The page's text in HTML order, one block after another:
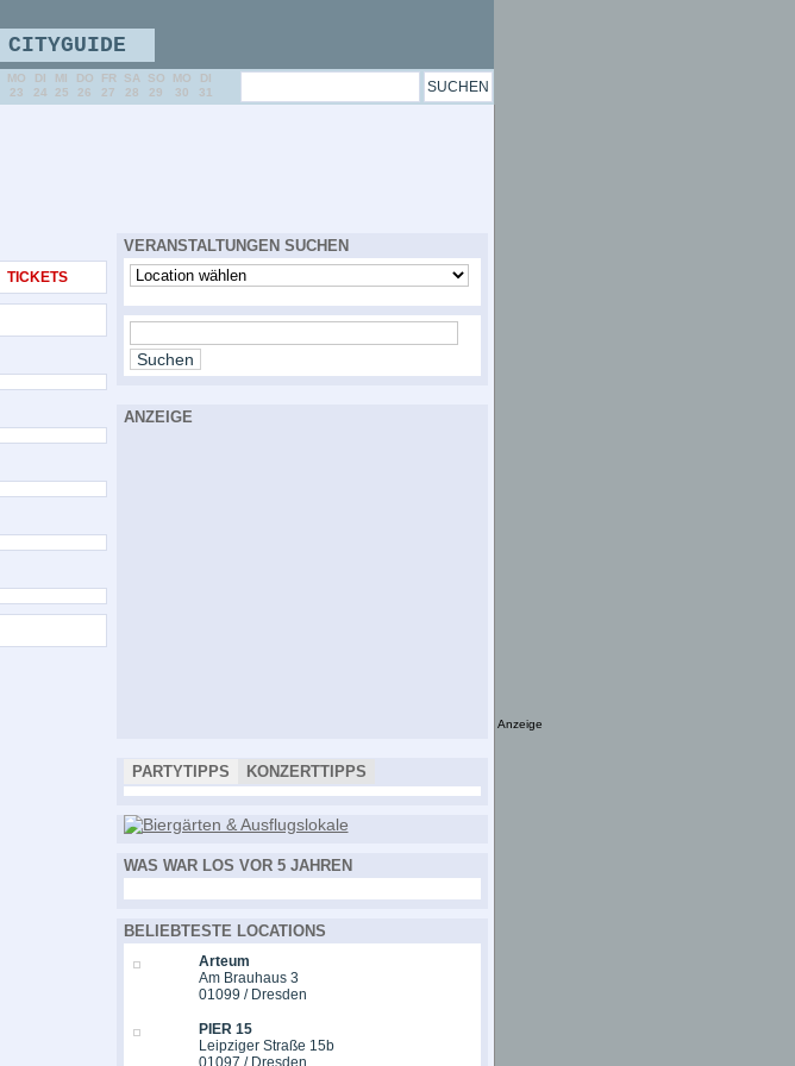
TICKETS
VERANSTALTUNGEN SUCHEN
ANZEIGE
PARTYTIPPS KONZERTTIPPS
WAS WAR LOS VOR 5 JAHREN
BELIEBTESTE LOCATIONS
Arteum
Am Brauhaus 3
01099 / Dresden
PIER 15
Leipziger Straße 15b
01097 / Dresden
CITYGUIDE
MO
23
DI
24
MI
25
DO
26
FR
27
SA
28
SO
29
MO
30
DI
31
Anzeige